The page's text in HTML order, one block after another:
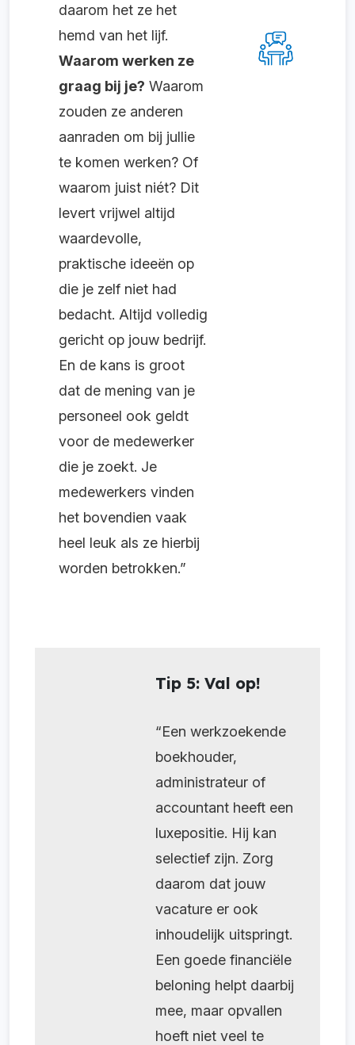
daarom het ze het
hemd van het lijf.
Waarom werken ze
graag bij je? Waarom
zouden ze anderen
aanraden om bij jullie
te komen werken? Of
waarom juist niét? Dit
levert vrijwel altijd
waardevolle,
praktische ideeën op
die je zelf niet had
bedacht. Altijd volledig
gericht op jouw bedrijf.
En de kans is groot
dat de mening van je
personeel ook geldt
voor de medewerker
die je zoekt. Je
medewerkers vinden
het bovendien vaak
heel leuk als ze hierbij
worden betrokken.”
Tip 5: Val op!
“Een werkzoekende
boekhouder,
administrateur of
accountant heeft een
luxepositie. Hij kan
selectief zijn. Zorg
daarom dat jouw
vacature er ook
inhoudelijk uitspringt.
Een goede financiële
beloning helpt daarbij
mee, maar opvallen
hoeft niet veel te